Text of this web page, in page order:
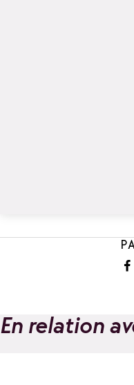
En relation